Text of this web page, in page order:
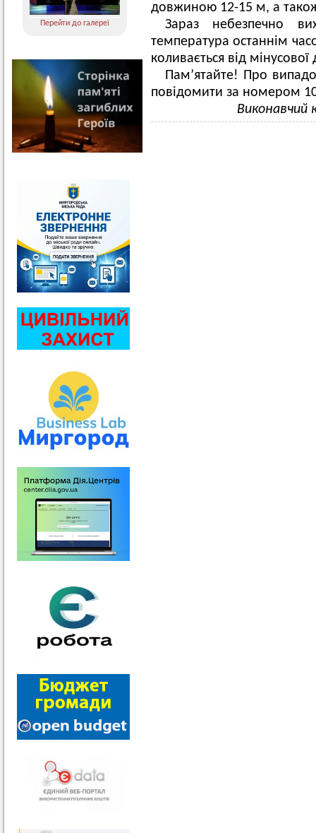
Перейти до галереї
довжиною 12-15 м, а
Зараз небезпечно
температура останнім
коливається від
Пам’ятайте! Про
повідомити за номером
Виконавчий